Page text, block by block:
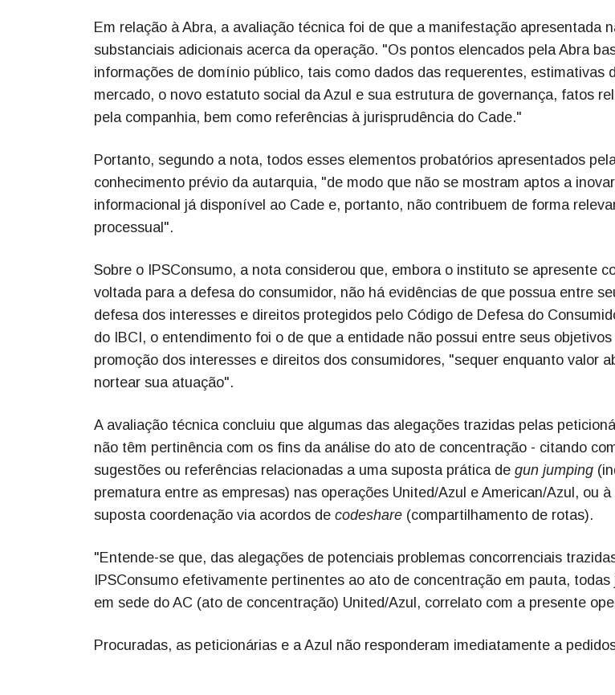
Em relação à Abra, a avaliação técnica foi de que a manifestação apresentada
substanciais adicionais acerca da operação. "Os pontos elencados pela Abra
informações de domínio público, tais como dados das requerentes, estimativas
mercado, o novo estatuto social da Azul e sua estrutura de governança, fatos
pela companhia, bem como referências à jurisprudência do Cade."
Portanto, segundo a nota, todos esses elementos probatórios apresentados
conhecimento prévio da autarquia, "de modo que não se mostram aptos a
informacional já disponível ao Cade e, portanto, não contribuem de forma
processual".
Sobre o IPSConsumo, a nota considerou que, embora o instituto se apresente
voltada para a defesa do consumidor, não há evidências de que possua entre
defesa dos interesses e direitos protegidos pelo Código de Defesa do
do IBCI, o entendimento foi o de que a entidade não possui entre seus
promoção dos interesses e direitos dos consumidores, "sequer enquanto valor
nortear sua atuação".
A avaliação técnica concluiu que algumas das alegações trazidas pelas
não têm pertinência com os fins da análise do ato de concentração - citando
sugestões ou referências relacionadas a uma suposta prática de gun jumping
prematura entre as empresas) nas operações United/Azul e American/Azul, ou
suposta coordenação via acordos de codeshare (compartilhamento de rotas).
"Entende-se que, das alegações de potenciais problemas concorrenciais
IPSConsumo efetivamente pertinentes ao ato de concentração em pauta,
em sede do AC (ato de concentração) United/Azul, correlato com a presente
Procuradas, as peticionárias e a Azul não responderam imediatamente a